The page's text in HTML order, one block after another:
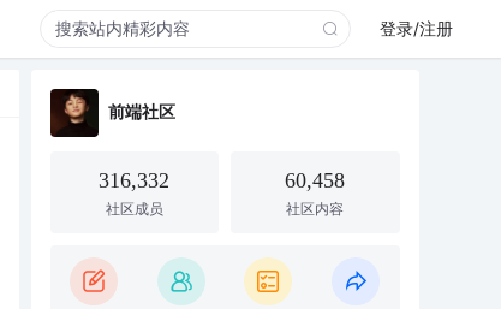
登录/注册
前端社区
316,332
社区成员
60,458
社区内容